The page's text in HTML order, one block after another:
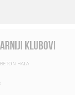
klubovi
HALA